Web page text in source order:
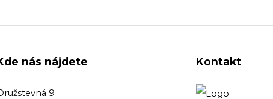
nás nájdete
9
Kontakt